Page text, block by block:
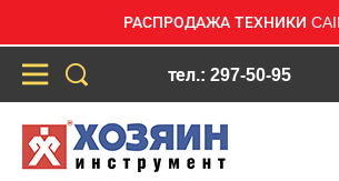
РАСПРОДАЖА ТЕХНИКИ
тел.: 297-50-95